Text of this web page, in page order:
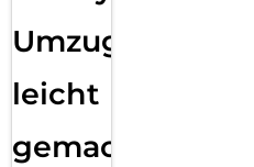
Umzug
leicht
gemacht!